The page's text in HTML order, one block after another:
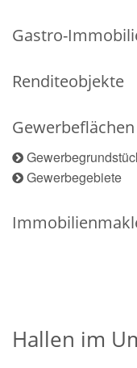
Gastro-
Renditeobjekte
Gewerbeflächen
Gewerbegebiete
Hallen im